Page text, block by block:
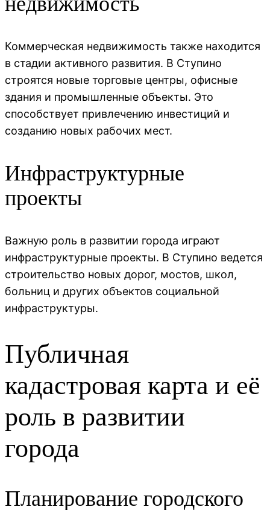
Коммерческая недвижимость также находится
в стадии активного развития. В Ступино
строятся новые торговые центры, офисные
здания и промышленные объекты. Это
способствует привлечению инвестиций и
созданию новых рабочих мест.
Инфраструктурные
проекты
Важную роль в развитии города играют
инфраструктурные проекты. В Ступино ведется
строительство новых дорог, мостов, школ,
больниц и других объектов социальной
инфраструктуры.
Публичная
кадастровая карта и её
роль в развитии
города
Планирование городского